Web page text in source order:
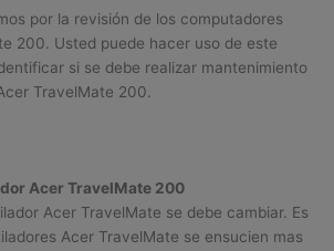
por la revisión de los computadores
200. Usted puede hacer uso de este
si se debe realizar mantenimiento
TravelMate 200.
Acer TravelMate 200
Acer TravelMate se debe cambiar. Es
Acer TravelMate se ensucien mas